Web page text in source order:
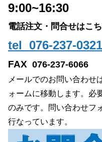
9:00~16:30
電話注文・問合せはこ
tel 076-237-0321
FAX 076-237-6066
メールでのお問い合わせ
ォームに移動します。必
のみです。問い合わせフ
行なっています。